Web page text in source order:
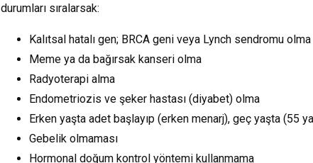
durumları sıralarsak:
Kalıtsal hatalı gen; BRCA geni veya Lynch sendromu olma
Meme ya da bağırsak kanseri olma
Radyoterapi alma
Endometriozis ve şeker hastası (diyabet) olma
Erken yaşta adet başlayıp (erken menarj), geç yaşta (55
Gebelik olmaması
Hormonal doğum kontrol yöntemi kullanmama